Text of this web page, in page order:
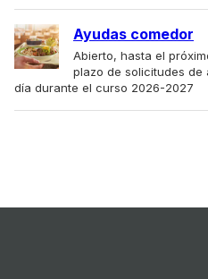
Ayudas comedor
Abierto, hasta el
plazo de solicitudes de
día durante el curso 2026-2027